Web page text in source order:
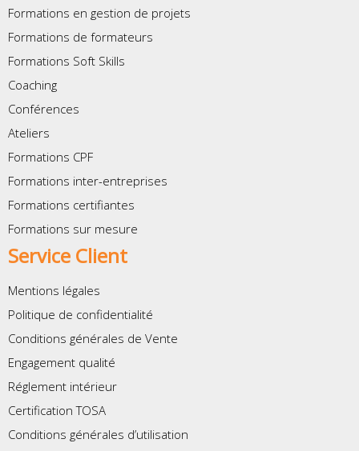
Formations en gestion de projets
Formations de formateurs
Formations Soft Skills
Coaching
Conférences
Ateliers
Formations CPF
Formations inter-entreprises
Formations certifiantes
Formations sur mesure
Service Client
Mentions légales
Politique de confidentialité
Conditions générales de Vente
Engagement qualité
Réglement intérieur
Certification TOSA
Conditions générales d’utilisation